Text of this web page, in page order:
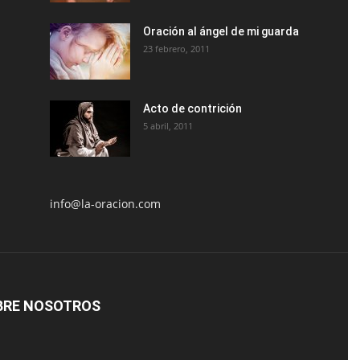
Oración al ángel de mi guarda
23 febrero, 2011
Acto de contrición
5 abril, 2011
info@la-oracion.com
NOSOTROS